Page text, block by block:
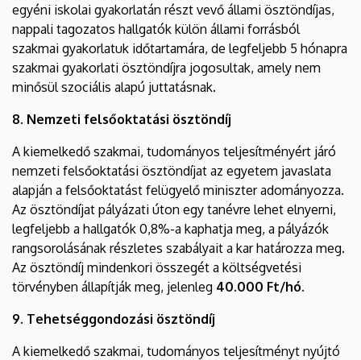
egyéni iskolai gyakorlatán részt vevő állami ösztöndíjas,
nappali tagozatos hallgatók külön állami forrásból
szakmai gyakorlatuk időtartamára, de legfeljebb 5 hónapra
szakmai gyakorlati ösztöndíjra jogosultak, amely nem
minősül szociális alapú juttatásnak.
8. Nemzeti felsőoktatási ösztöndíj
A kiemelkedő szakmai, tudományos teljesítményért járó
nemzeti felsőoktatási ösztöndíjat az egyetem javaslata
alapján a felsőoktatást felügyelő miniszter adományozza.
Az ösztöndíjat pályázati úton egy tanévre lehet elnyerni,
legfeljebb a hallgatók 0,8%-a kaphatja meg, a pályázók
rangsorolásának részletes szabályait a kar határozza meg.
Az ösztöndíj mindenkori összegét a költségvetési
törvényben állapítják meg, jelenleg 40.000 Ft/hó.
9. Tehetséggondozási ösztöndíj
A kiemelkedő szakmai, tudományos teljesítményt nyújtó